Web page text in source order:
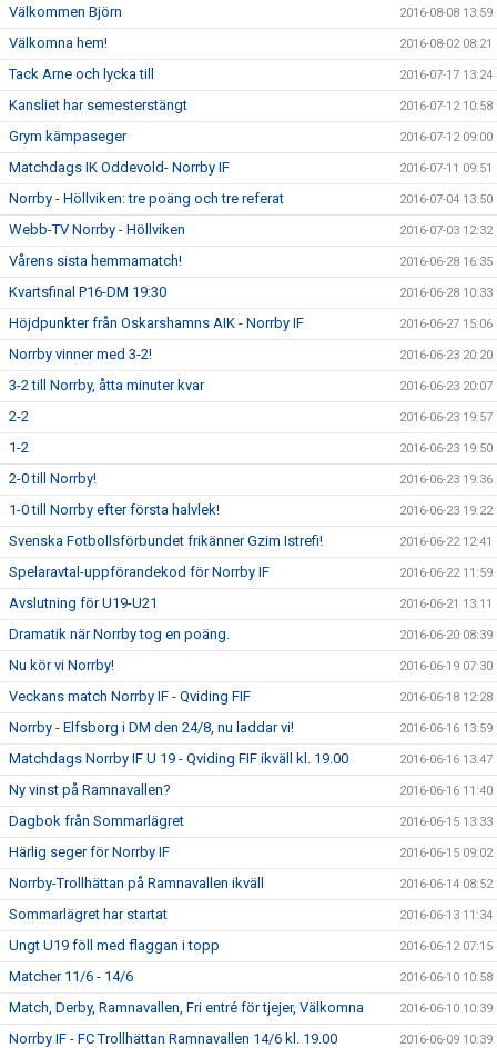
Välkommen Björn 2016-08-08 13:59
Välkomna hem! 2016-08-02 08:21
Tack Arne och lycka till 2016-07-17 13:24
Kansliet har semesterstängt 2016-07-12 10:58
Grym kämpaseger 2016-07-12 09:00
Matchdags IK Oddevold- Norrby IF 2016-07-11 09:51
Norrby - Höllviken: tre poäng och tre referat 2016-07-04 13:50
Webb-TV Norrby - Höllviken 2016-07-03 12:32
Vårens sista hemmamatch! 2016-06-28 16:35
Kvartsfinal P16-DM 19:30 2016-06-28 10:33
Höjdpunkter från Oskarshamns AIK - Norrby IF 2016-06-27 15:06
Norrby vinner med 3-2! 2016-06-23 20:20
3-2 till Norrby, åtta minuter kvar 2016-06-23 20:07
2-2 2016-06-23 19:57
1-2 2016-06-23 19:50
2-0 till Norrby! 2016-06-23 19:36
1-0 till Norrby efter första halvlek! 2016-06-23 19:22
Svenska Fotbollsförbundet frikänner Gzim Istrefi! 2016-06-22 12:41
Spelaravtal-uppförandekod för Norrby IF 2016-06-22 11:59
Avslutning för U19-U21 2016-06-21 13:11
Dramatik när Norrby tog en poäng. 2016-06-20 08:39
Nu kör vi Norrby! 2016-06-19 07:30
Veckans match Norrby IF - Qviding FIF 2016-06-18 12:28
Norrby - Elfsborg i DM den 24/8, nu laddar vi! 2016-06-16 13:59
Matchdags Norrby IF U 19 - Qviding FIF ikväll kl. 19.00 2016-06-16 13:47
Ny vinst på Ramnavallen? 2016-06-16 11:40
Dagbok från Sommarlägret 2016-06-15 13:33
Härlig seger för Norrby IF 2016-06-15 09:02
Norrby-Trollhättan på Ramnavallen ikväll 2016-06-14 08:52
Sommarlägret har startat 2016-06-13 11:34
Ungt U19 föll med flaggan i topp 2016-06-12 07:15
Matcher 11/6 - 14/6 2016-06-10 10:58
Match, Derby, Ramnavallen, Fri entré för tjejer, Välkomna 2016-06-10 10:39
Norrby IF - FC Trollhättan Ramnavallen 14/6 kl. 19.00 2016-06-09 10:39